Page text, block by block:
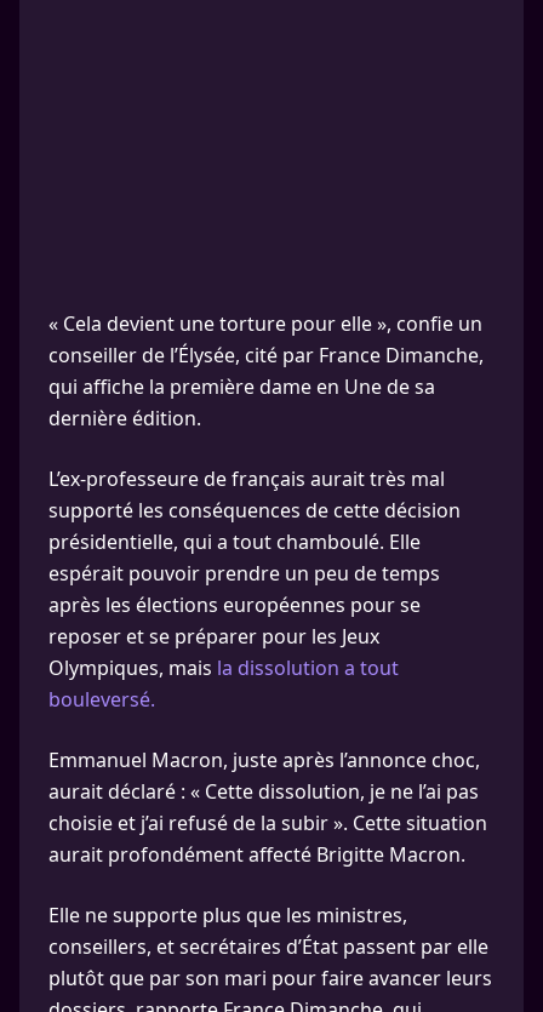
« Cela devient une torture pour elle », confie un
conseiller de l’Élysée, cité par France Dimanche,
qui affiche la première dame en Une de sa
dernière édition.
L’ex-professeure de français aurait très mal
supporté les conséquences de cette décision
présidentielle, qui a tout chamboulé. Elle
espérait pouvoir prendre un peu de temps
après les élections européennes pour se
reposer et se préparer pour les Jeux
Olympiques, mais la dissolution a tout
bouleversé.
Emmanuel Macron, juste après l’annonce choc,
aurait déclaré : « Cette dissolution, je ne l’ai pas
choisie et j’ai refusé de la subir ». Cette situation
aurait profondément affecté Brigitte Macron.
Elle ne supporte plus que les ministres,
conseillers, et secrétaires d’État passent par elle
plutôt que par son mari pour faire avancer leurs